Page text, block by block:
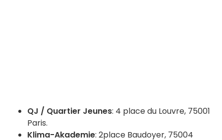
QJ / Quartier Jeunes: 4 place du Louvre, 75001
Paris.
Klima-Akademie: 2place Baudoyer, 75004